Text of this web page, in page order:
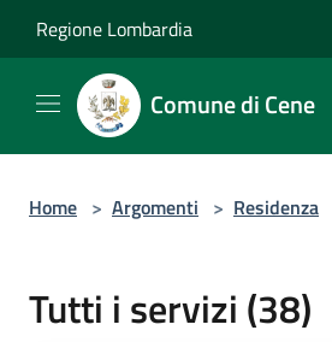
Regione Lombardia
Comune di Cene
Home > Argomenti > Residenza
Tutti i servizi (38)